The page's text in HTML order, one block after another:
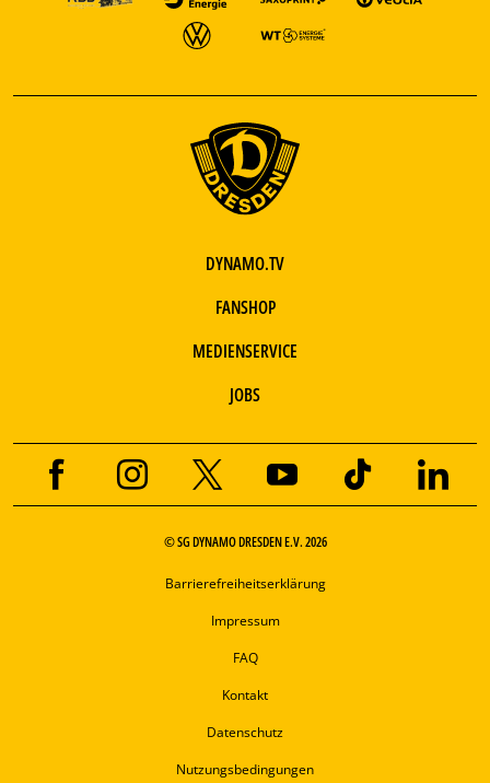
DYNAMO.TV
FANSHOP
MEDIENSERVICE
JOBS
© SG DYNAMO DRESDEN E.V. 2026
Barrierefreiheitserklärung
Impressum
FAQ
Kontakt
Datenschutz
Nutzungsbedingungen